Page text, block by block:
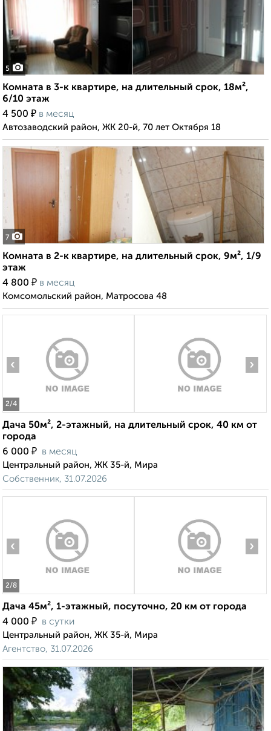
5
Комната в 3-к квартире, на длительный срок, 18м²,
6/10 этаж
4 500 ₽ в месяц
Автозаводский район, ЖК 20-й, 70 лет Октября 18
7
Комната в 2-к квартире, на длительный срок, 9м², 1/9
этаж
4 800 ₽ в месяц
Комсомольский район, Матросова 48
2/4
‹ ›
Дача 50м², 2-этажный, на длительный срок, 40 км от
города
6 000 ₽ в месяц
Центральный район, ЖК 35-й, Мира
Собственник, 31.07.2026
2/8
‹ ›
Дача 45м², 1-этажный, посуточно, 20 км от города
4 000 ₽ в сутки
Центральный район, ЖК 35-й, Мира
Агентство, 31.07.2026